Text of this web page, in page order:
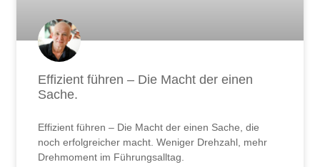
Effizient führen – Die Macht der einen
Sache.
Effizient führen – Die Macht der einen Sache, die
noch erfolgreicher macht. Weniger Drehzahl, mehr
Drehmoment im Führungsalltag.